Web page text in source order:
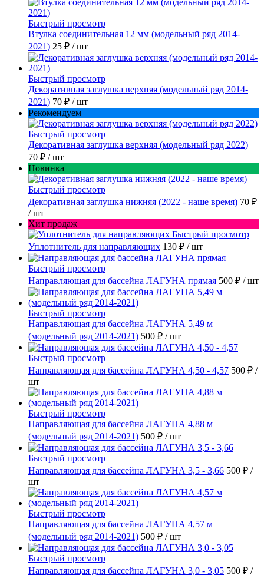
Быстрый просмотр
Втулка соединительная 12 мм (модельный ряд 2014-
2021) 25 ₽ / шт
Быстрый просмотр
Декоративная заглушка верхняя (модельный ряд 2014-
2021) 70 ₽ / шт
Рекомендуем
Быстрый просмотр
Декоративная заглушка верхняя (модельный ряд 2022)
70 ₽ / шт
Новинка
Быстрый просмотр
Декоративная заглушка нижняя (2022 - наше время) 70 ₽
/ шт
Хит продаж
Быстрый просмотр
Уплотнитель для направляющих 130 ₽ / шт
Быстрый просмотр
Направляющая для бассейна ЛАГУНА прямая 500 ₽ / шт
Быстрый просмотр
Направляющая для бассейна ЛАГУНА 5,49 м
(модельный ряд 2014-2021) 500 ₽ / шт
Быстрый просмотр
Направляющая для бассейна ЛАГУНА 4,50 - 4,57 500 ₽ /
шт
Быстрый просмотр
Направляющая для бассейна ЛАГУНА 4,88 м
(модельный ряд 2014-2021) 500 ₽ / шт
Быстрый просмотр
Направляющая для бассейна ЛАГУНА 3,5 - 3,66 500 ₽ /
шт
Быстрый просмотр
Направляющая для бассейна ЛАГУНА 4,57 м
(модельный ряд 2014-2021) 500 ₽ / шт
Быстрый просмотр
Направляющая для бассейна ЛАГУНА 3,0 - 3,05 500 ₽ /